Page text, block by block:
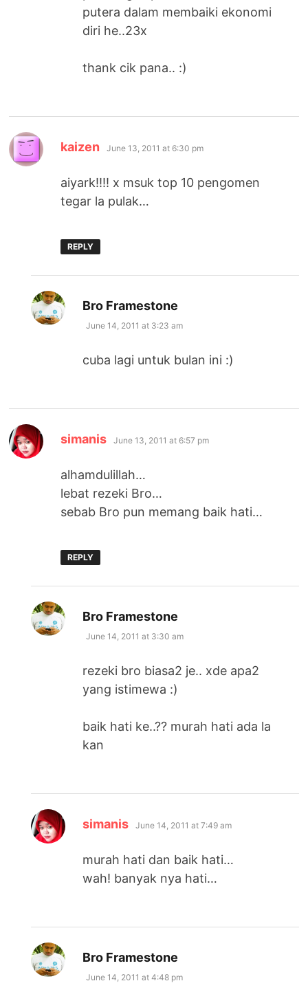
putera dalam membaiki ekonomi
diri he..23x
thank cik pana.. :)
kaizen says:
June 13, 2011 at 6:30 pm
aiyark!!!! x msuk top 10 pengomen
tegar la pulak…
REPLY
Bro Framestone
June 14, 2011 at 3:23 am
cuba lagi untuk bulan ini :)
simanis says:
June 13, 2011 at 6:57 pm
alhamdulillah…
lebat rezeki Bro…
sebab Bro pun memang baik hati…
REPLY
Bro Framestone
June 14, 2011 at 3:30 am
rezeki bro biasa2 je.. xde apa2
yang istimewa :)
baik hati ke..?? murah hati ada la
kan
simanis says:
June 14, 2011 at 7:49 am
murah hati dan baik hati…
wah! banyak nya hati…
Bro Framestone
June 14, 2011 at 4:48 pm